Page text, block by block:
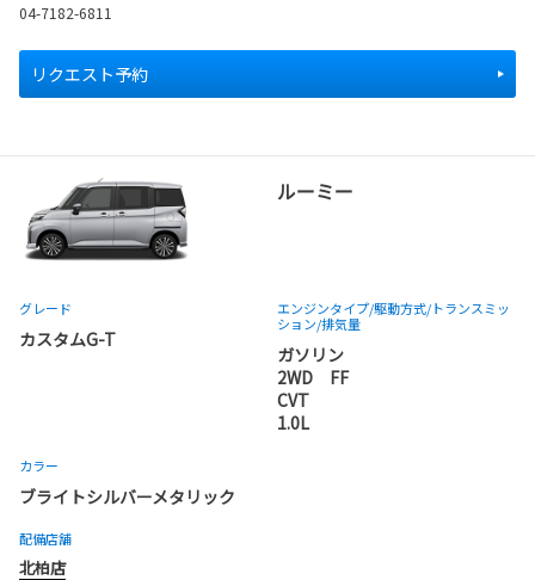
04-7182-6811
リクエスト予約
ルーミー
グレード
カスタムG-T
エンジンタイプ/駆動方式/トランスミッ
ション/排気量
ガソリン
2WD FF
CVT
1.0L
カラー
ブライトシルバーメタリック
配備店舗
北柏店